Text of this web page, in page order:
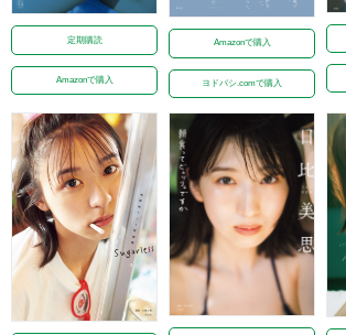
定期購読
Amazonで購入
Amazonで購入
ヨドバシ.comで購入